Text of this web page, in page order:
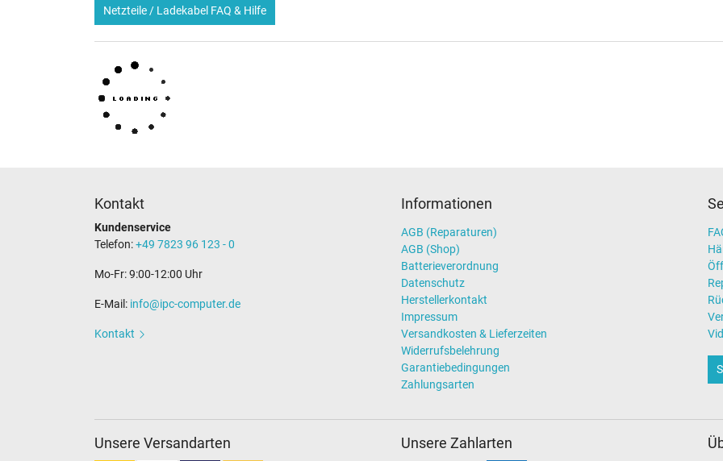
Netzteile / Ladekabel FAQ & Hilfe
Kontakt
Kundenservice
Telefon:+49 7823 96 123 - 0
Mo-Fr: 9:00-12:00 Uhr
E-Mail: info@ipc-computer.de
Kontakt
Informationen
AGB (Reparaturen)
AGB (Shop)
Batterieverordnung
Datenschutz
Herstellerkontakt
Impressum
Versandkosten & Lieferzeiten
Widerrufsbelehrung
Garantiebedingungen
Zahlungsarten
Unsere Versandarten Unsere Zahlarten